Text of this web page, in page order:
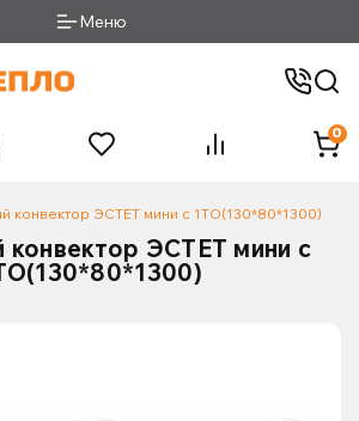
Меню
0
конвектор ЭСТЕТ мини с 1ТО(130*80*1300)
конвектор ЭСТЕТ мини с